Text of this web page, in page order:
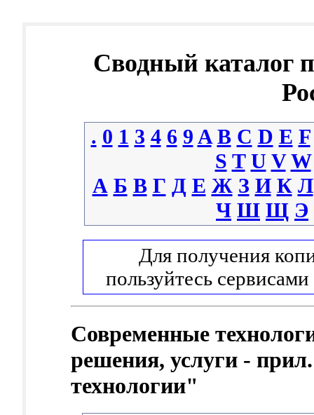
Сводный каталог
. 0 1 3 4 6 9 A B C D E F
S T U V W
А Б В Г Д Е Ж З И К Л
Ч Ш Щ Э
Для получения
пользуйтесь сервисами
Современные
решения, услуги -
технологии"